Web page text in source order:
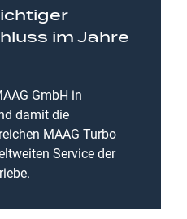
im Jahre
GmbH in
damit die
MAAG Turbo
Service der